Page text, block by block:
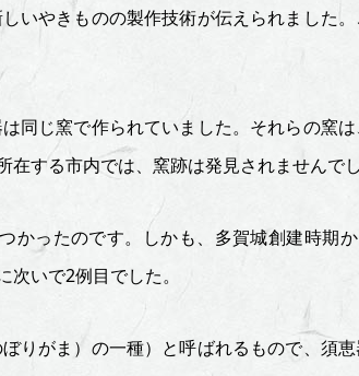
いやきものの製作技術が伝えられました
じ窯で作られていました。それらの窯は
する市内では、窯跡は発見されませんでし
ったのです。しかも、多賀城創建時期
いで2例目でした。
がま）の一種）と呼ばれるもので、須恵